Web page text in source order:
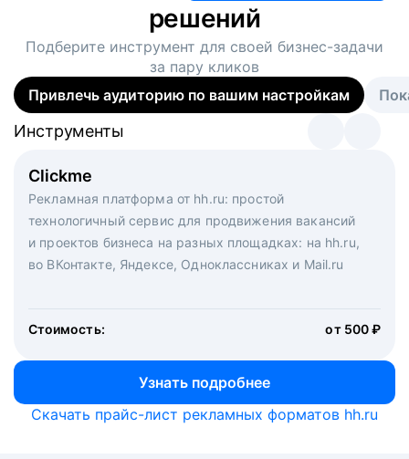
решений
Подберите инструмент для своей бизнес-задачи
за пару кликов
Привлечь аудиторию по вашим настройкам
Clickme
Рекламная платформа от hh.ru: простой
технологичный сервис для продвижения вакансий
и проектов бизнеса на разных площадках: на hh.ru,
во ВКонтакте, Яндексе, Одноклассниках и Mail.ru
Стоимость: от 500 ₽
Узнать подробнее
Инструменты
Вакансия дня
Рекламный формат для вакансий на главной странице
hh.ru. Увеличивает количество откликов
Инструменты
Массовый подбор под ключ. Решите, сколько
кандидатов и когда вам нужно, и за дело возьмутся
маркетологи, рекрутеры и проектные менеджеры
hh.ru с целым набором digital-инструментов
Инструменты
Скачать прайс-лист рекламных форматов hh.ru